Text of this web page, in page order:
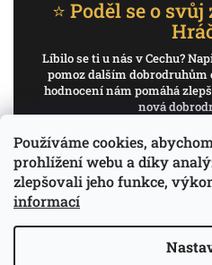
Používáme cookies,
prohlížení webu a díky
zlepšovali jeho funkce,
informací
⭐ Poděl se o
Líbilo se ti u nás v Cechu?
pomoz dalším dobrodruhům
hodnocení nám pomáhá
nová
✍️ Napiš
Děkujeme, že pomáháš